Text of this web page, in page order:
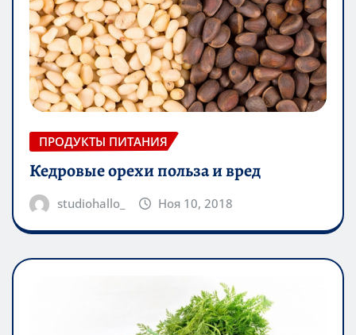
ПРОДУКТЫ ПИТАНИЯ
Кедровые орехи польза и вред
studiohallo_ Ноя 10, 2018